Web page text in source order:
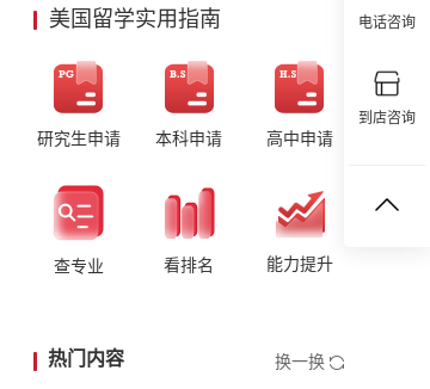
电话咨询
到店咨询
美国留学实用指南
研究生申请 本科申请 高中申请
查专业 看排名 能力提升
热门内容 换一换